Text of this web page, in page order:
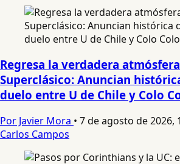
Regresa la verdadera
Superclásico: Anuncian
duelo entre U de Chile y Colo
Por Javier Mora • 7 de agosto de 2026,
Carlos Campos